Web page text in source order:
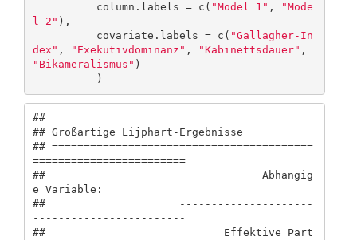
          column.labels = c(
"Model 1" ,
"Mode
l 2" ),
          covariate.labels = c(
"Gallagher-In
dex" , "Exekutivdominanz" , "Kabinettsdauer"
"Bikameralismus" )
          )
##
## Großartige Lijphart-Ergebnisse
## =========================================
========================
##                                  Abhängig
e Variable:
##                     ---------------------
------------------------
##                            Effektive Part